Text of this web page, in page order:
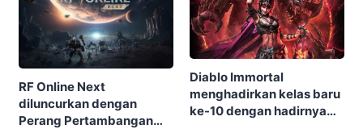
RF Online Next
diluncurkan dengan
Perang Pertambangan
Diablo Immortal
menghadirkan kelas baru
ke-10 dengan hadirnya